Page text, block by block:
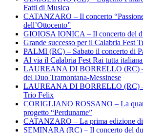
Fatti di Musica
CATANZARO – Il concerto
dell’Ottocento”
GIOIOSA IONICA – Il concerto del
Grande successo per il Calabria Fest
PALMI (RC) – Sabato il concerto di
Al via il Calabria Fest Rai tutta
LAUREANA DI BORRELLO (RC)
del Duo Tramontana-Messinese
LAUREANA DI BORRELLO (RC)
Trio Felix
CORIGLIANO ROSSANO – La
progetto “Perduname”
CATANZARO – La prima edizione
SEMINARA (RC) – Il concerto del